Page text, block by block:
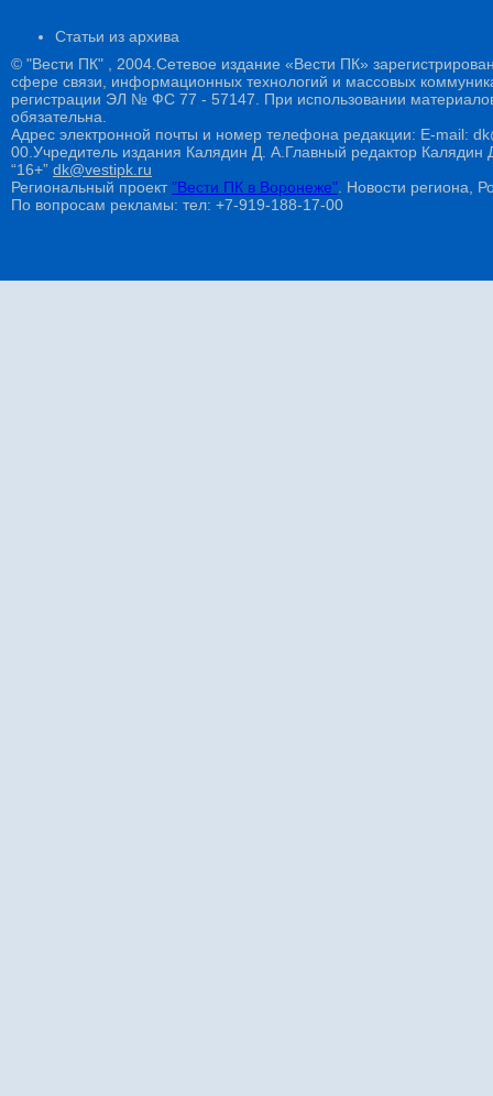
Статьи из архива
© "Вести ПК" , 2004.Сетевое издание «Вести ПК»
сфере связи, информационных технологий и массовых
регистрации ЭЛ № ФС 77 - 57147. При использовании
обязательна.
Адрес электронной почты и номер телефона редакции: E-mail:
00.Учредитель издания Калядин Д. А.Главный редактор
“16+” dk@vestipk.ru
Региональный проект"Вести ПК в Воронеже" . Новости региона,
По вопросам рекламы: тел: +7-919-188-17-00